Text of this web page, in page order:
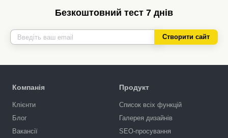
Безкоштовний тест 7 днів
Створити сайт
Компанія
Клієнти
Блог
Вакансії
Продукт
Список всіх функцій
Галерея дизайнів
SEO-просування